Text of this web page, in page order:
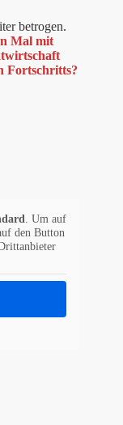
betrogen.
Mal mit
Fortschritts?
. Um auf
den Button